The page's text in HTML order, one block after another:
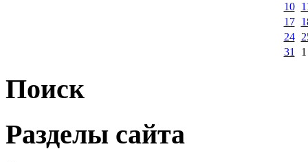
10
17
24
31
1
Поиск
Разделы сайта